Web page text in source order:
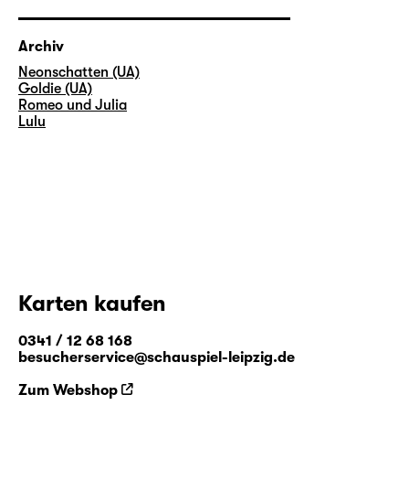
Archiv
Neonschatten (UA)
Goldie (UA)
Romeo und Julia
Lulu
Karten kaufen
0341 / 12 68 168
besucherservice@schauspiel-leipzig.de
Zum Webshop